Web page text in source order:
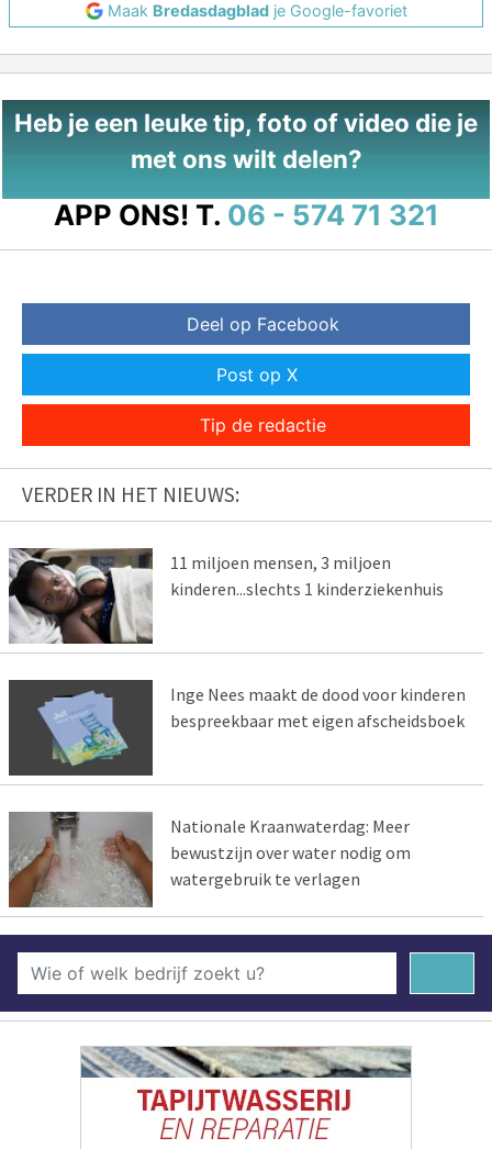
Maak Bredasdagbladje Google-favoriet
Heb je een leuke tip, foto of video die je
met ons wilt delen?
APP ONS! T. 06 - 574 71 321
Deel op Facebook
Post op X
Tip de redactie
VERDER IN HET NIEUWS:
11 miljoen mensen, 3 miljoen
kinderen...slechts 1 kinderziekenhuis
Inge Nees maakt de dood voor kinderen
bespreekbaar met eigen afscheidsboek
Nationale Kraanwaterdag: Meer
bewustzijn over water nodig om
watergebruik te verlagen